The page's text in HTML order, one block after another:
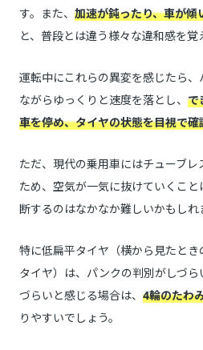
す。また、 加速が鈍ったり、車が
と、普段とは違う様々な違和感を覚
運転中にこれらの異変を感じたら
ながらゆっくりと速度を落とし、 で
車を停め、タイヤの状態を目視で確
ただ、現代の乗用車にはチューブ
ため、空気が一気に抜けていくこ
断するのはなかなか難しいかもしれ
特に低扁平タイヤ（横から見たと
タイヤ）は、パンクの判別がしづ
づらいと感じる場合は、 4輪のたわ
りやすいでしょう。